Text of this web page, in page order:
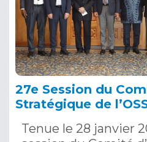
27e Session du
Stratégique de
Tenue le 28 janvier